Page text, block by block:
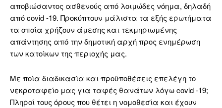
αποβιώσαντος ασθενούς από λοιμώδες νόημα, δηλαδή
από covid -19. Προκύπτουν μάλιστα τα εξής ερωτήματα
τα οποία χρήζουν άμεσης και τεκμηριωμένης
απάντησης από την δημοτική αρχή προς ενημέρωση
των κατοίκων της περιοχής μας.
Με ποία διαδικασία και προϋποθέσεις επελέγη το
νεκροταφείο μας για ταφές θανάτων λόγω covid -19;
Πληροί τους όρους που θέτει η νομοθεσία και έχουν